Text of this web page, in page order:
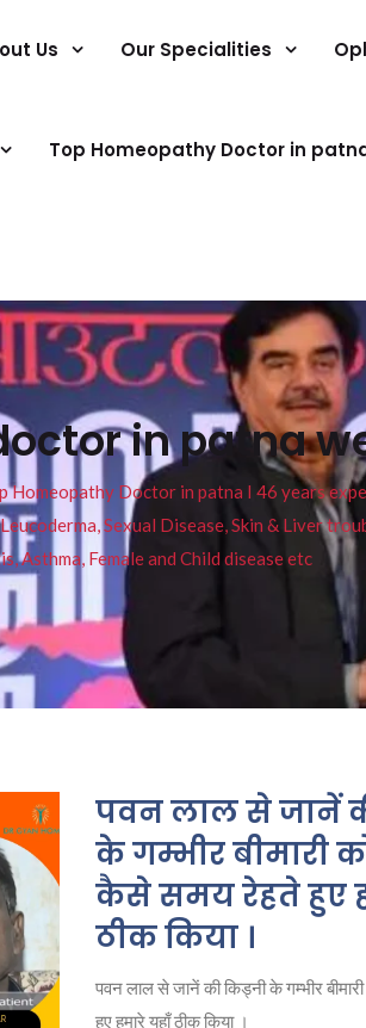
Us Our Specialities
Top Homeopathy Doctor in
in patna
Doctor in patna I 46 years
Sexual Disease, Skin & Liver
Asthma, Female and Child disease etc
पवन लाल से जानें
के गम्भीर बीमारी
कैसे समय रेहते हुए
ठीक किया ।
पवन लाल से जानें की किड्नी के गम्भीर
हुए हमारे यहाँ ठीक किया ।